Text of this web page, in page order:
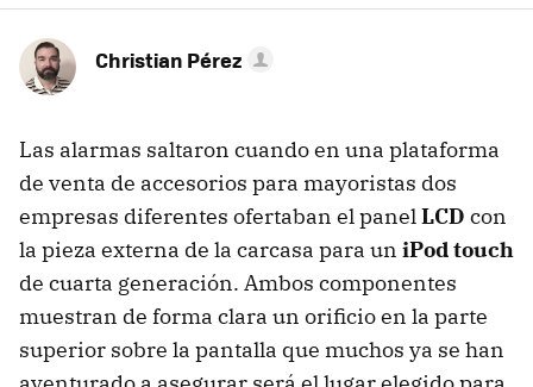
Christian Pérez
Las alarmas saltaron cuando en una plataforma
de venta de accesorios para mayoristas dos
empresas diferentes ofertaban el panelLCD con
la pieza externa de la carcasa para un iPod touch
de cuarta generación. Ambos componentes
muestran de forma clara un orificio en la parte
superior sobre la pantalla que muchos ya se han